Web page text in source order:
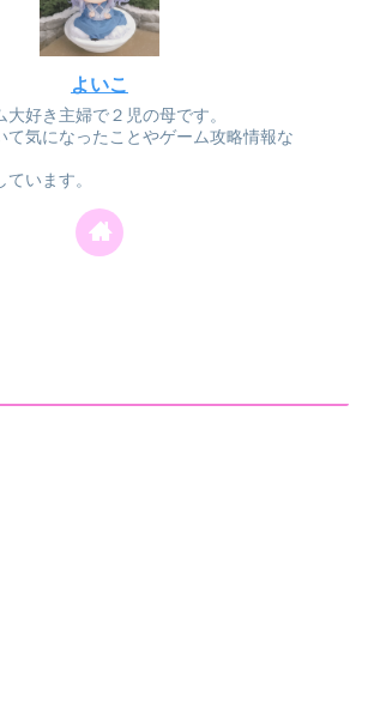
よいこ
大好き主婦で２児の母です。
て気になったことやゲーム攻略情報な
います。